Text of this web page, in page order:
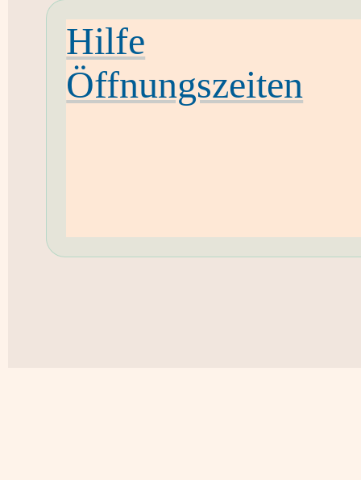
Hilfe
Öffnungszeiten